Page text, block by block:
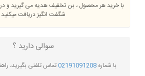
با خرید هر محصول ، بن تخفیف هدیه می گیرید و
شگفت انگیز دریافت میکنید
سوالی دارید ؟
با شماره02191091208تماس تلفنی بگیرید،